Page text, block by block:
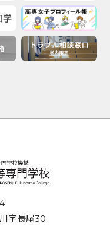
字長尾30